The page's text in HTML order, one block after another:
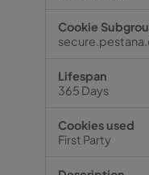
365 Days
First Party